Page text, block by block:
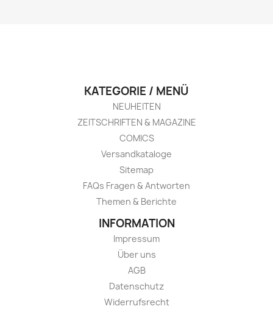
KATEGORIE / MENÜ
NEUHEITEN
ZEITSCHRIFTEN & MAGAZINE
COMICS
Versandkataloge
Sitemap
FAQs Fragen & Antworten
Themen & Berichte
INFORMATION
Impressum
Über uns
AGB
Datenschutz
Widerrufsrecht